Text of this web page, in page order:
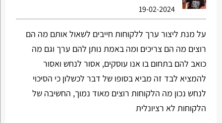
19-02-2024
על מנת ליצור ערך ללקוחות חייבים לשאול אותם מה הם
רוצים מה הם צריכים ומה באמת נותן להם ערך וגם מה
כואב להם בתחום בו אנו עוסקים, אסור לנחש ואסור
להמציא לבד זה מביא בסופו של דבר לכשלון כי הסיכוי
לנחש נכון מה הלקוחות רוצים מאוד נמוך, החשיבה של
הלקוחות לא רציונלית